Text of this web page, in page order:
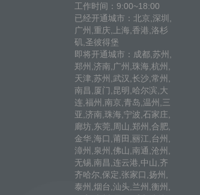
工作时间：9:00~18:00
已经开通城市：北京,深圳,
广州,重庆,上海,香港,洛杉
矶,圣彼得堡
即将开通城市：成都,苏州,
郑州,济南,广州,珠海,杭州,
天津,苏州,武汉,长沙,常州,
南昌,厦门,昆明,哈尔滨,大
连,福州,南京,青岛,温州,三
亚,济南,珠海,宁波,石家庄,
廊坊,东莞,周山,郑州,合肥,
金华,海口,莆田,丽江,台州,
漳州,泉州,佛山,南通,沧州,
无锡,南昌,连云港,中山,齐
齐哈尔,保定,张家口,扬州,
泰州,烟台,汕头,兰州,衡州,